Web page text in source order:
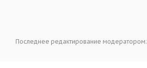
Последнее редактирование модератором: